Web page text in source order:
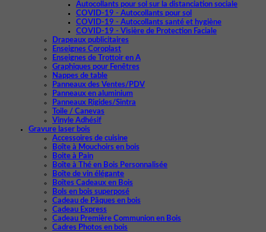
Autocollants pour sol sur la distanciation sociale
COVID-19 - Autocollants pour sol
COVID-19 - Autocollants santé et hygiène
COVID-19 - Visière de Protection Faciale
Drapeaux publicitaires
Enseignes Coroplast
Enseignes de Trottoir en A
Graphiques pour Fenêtres
Nappes de table
Panneaux des Ventes/PDV
Panneaux en aluminium
Panneaux Rigides/Sintra
Toile / Canevas
Vinyle Adhésif
Gravure laser bois
Accessoires de cuisine
Boîte à Mouchoirs en bois
Boite à Pain
Boîte à Thé en Bois Personnalisée
Boîte de vin élégante
Boîtes Cadeaux en Bois
Bols en bois superposé
Cadeau de Pâques en bois
Cadeau Express
Cadeau Première Communion en Bois
Cadres Photos en bois